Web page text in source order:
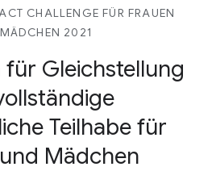
CHALLENGE FÜR FRAUEN
2021
für Gleichstellung
Teilhabe für
Mädchen